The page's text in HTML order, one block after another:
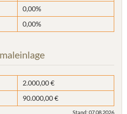
0,00%
0,00%
2.000,00 €
90.000,00 €
Stand: 07.08.2026